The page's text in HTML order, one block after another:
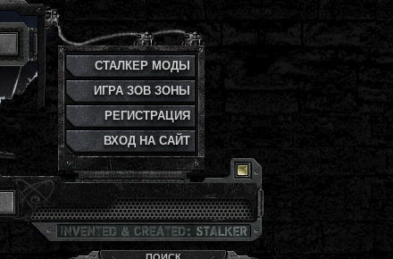
СТАЛКЕР МОДЫ
ИГРА ЗОВ ЗОНЫ
РЕГИСТРАЦИЯ
ВХОД НА САЙТ